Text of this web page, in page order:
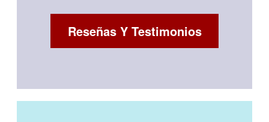
Reseñas Y Testimonios